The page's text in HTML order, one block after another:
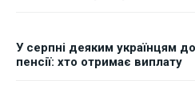
У серпні деяким українцям
пенсії: хто отримає виплату